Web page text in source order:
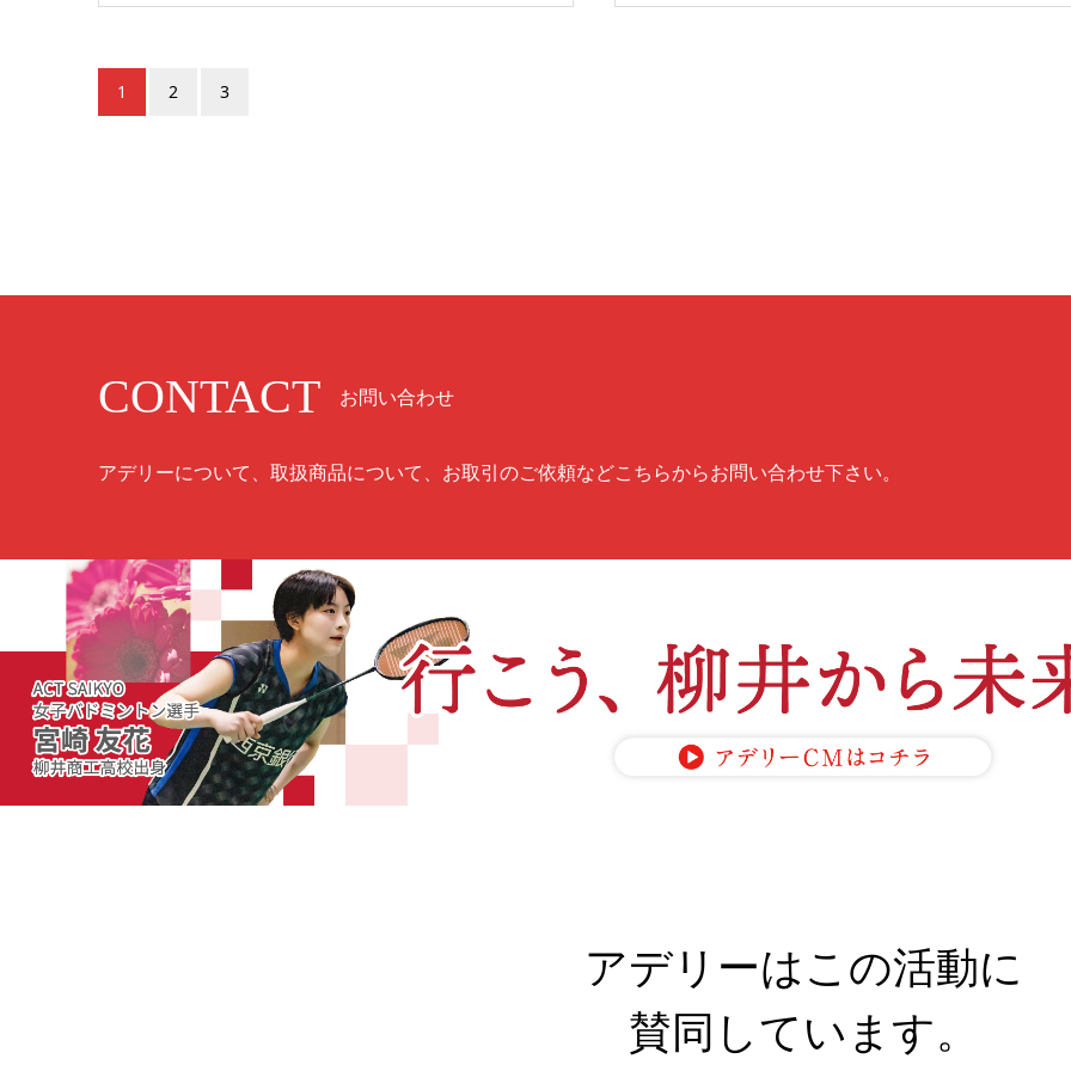
1 2 3
CONTACT お問い合わせ
アデリーについて、取扱商品について、お取引のご依頼などこちらからお問い合わせ下さい。
アデリーはこの活動に
賛同しています。